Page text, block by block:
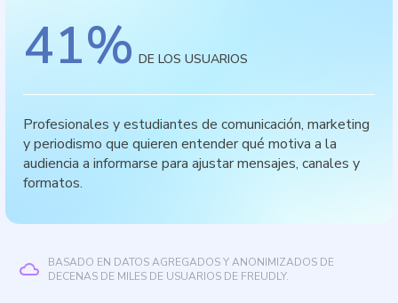
41% DE LOS USUARIOS
Profesionales y estudiantes de comunicación, marketing
y periodismo que quieren entender qué motiva a la
audiencia a informarse para ajustar mensajes, canales y
formatos.
BASADO EN DATOS AGREGADOS Y ANONIMIZADOS DE
DECENAS DE MILES DE USUARIOS DE FREUDLY.